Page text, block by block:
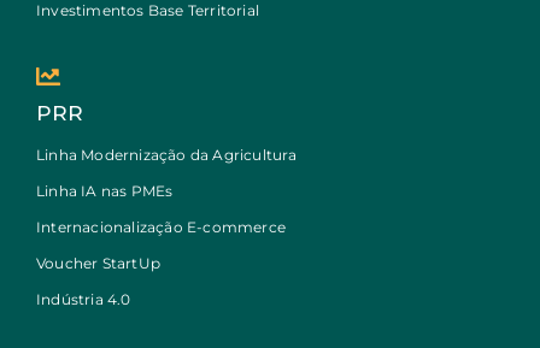
Investimentos Base Territorial
PRR
Linha Modernização da Agricultura
Linha IA nas PMEs
Internacionalização E-commerce
Voucher StartUp
Indústria 4.0